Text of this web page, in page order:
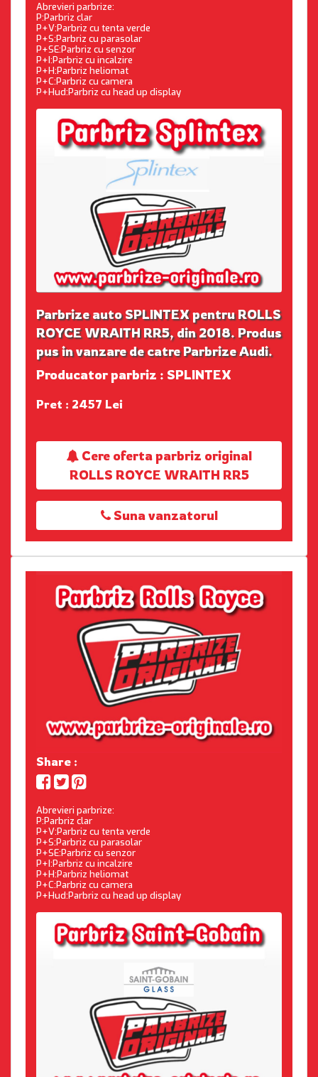
Abrevieri parbrize:
P:Parbriz clar
P+V:Parbriz cu tenta verde
P+S:Parbriz cu parasolar
P+SE:Parbriz cu senzor
P+I:Parbriz cu incalzire
P+H:Parbriz heliomat
P+C:Parbriz cu camera
P+Hud:Parbriz cu head up display
Parbrize auto SPLINTEX pentru ROLLS
ROYCE WRAITH RR5, din 2018. Produs
pus in vanzare de catre Parbrize Audi.
Producator parbriz : SPLINTEX
Pret : 2457 Lei
Cere oferta parbriz original
ROLLS ROYCE WRAITH RR5
Suna vanzatorul
Share :
Abrevieri parbrize:
P:Parbriz clar
P+V:Parbriz cu tenta verde
P+S:Parbriz cu parasolar
P+SE:Parbriz cu senzor
P+I:Parbriz cu incalzire
P+H:Parbriz heliomat
P+C:Parbriz cu camera
P+Hud:Parbriz cu head up display